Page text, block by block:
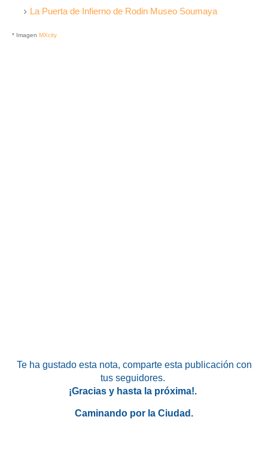
La Puerta de Infierno de Rodin Museo Soumaya
* Imagen MXcity
Te ha gustado esta nota, comparte esta publicación con
tus seguidores.
¡Gracias y hasta la próxima!.
Caminando por la Ciudad.